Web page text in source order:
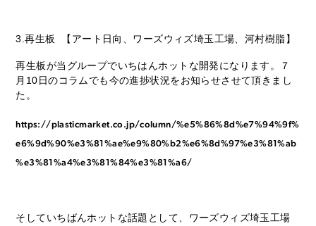
3.再生板 【アート日向、ワーズウィズ埼玉工場、河村樹脂】
再生板が当グループでいちはんホットな開発になります。７
月10日のコラムでも今の進捗状況をお知らせさせて頂きまし
た。
https://plasticmarket.co.jp/column/%e5%86%8d%e7%94%9f%
e6%9d%90%e3%81%ae%e9%80%b2%e6%8d%97%e3%81%ab
%e3%81%a4%e3%81%84%e3%81%a6/
そしていちばんホットな話題として、ワーズウィズ埼玉工場